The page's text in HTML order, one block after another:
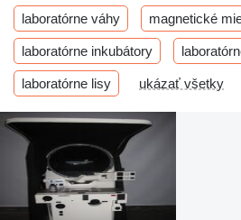
laboratórne váhy magnetické
laboratórne inkubátory
laboratórne lisy ukázať všetky